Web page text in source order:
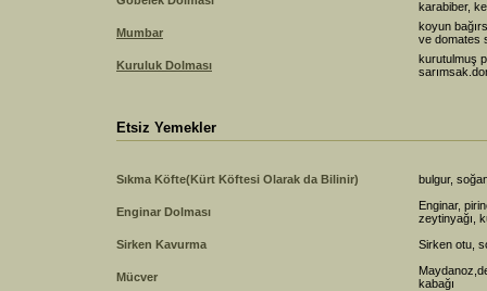
karabiber,
Mumbar
koyun
ve domates
Kuruluk Dolması
kurutulmuş
Etsiz Yemekler
Sıkma Köfte(Kürt Köftesi Olarak da Bilinir) bulgur,
Enginar Dolması
Enginar,
zeytinyağı,
Sirken Kavurma
Sirken otu,
Mücver
kabağı